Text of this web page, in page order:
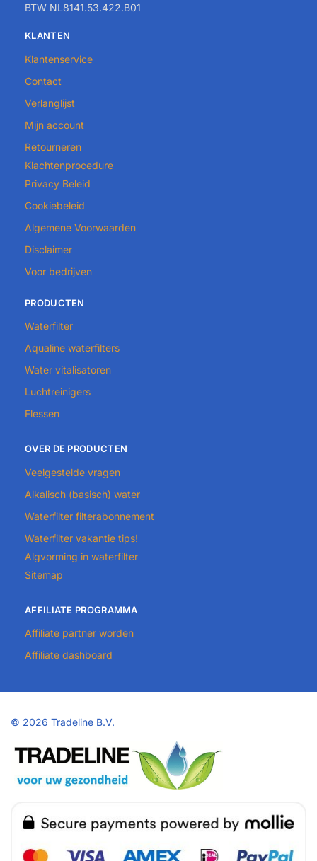
BTW NL8141.53.422.B01
KLANTEN
Klantenservice
Contact
Verlanglijst
Mijn account
Retourneren
Klachtenprocedure
Privacy Beleid
Cookiebeleid
Algemene Voorwaarden
Disclaimer
Voor bedrijven
PRODUCTEN
Waterfilter
Aqualine waterfilters
Water vitalisatoren
Luchtreinigers
Flessen
OVER DE PRODUCTEN
Veelgestelde vragen
Alkalisch (basisch) water
Waterfilter filterabonnement
Waterfilter vakantie tips!
Algvorming in waterfilter
Sitemap
AFFILIATE PROGRAMMA
Affiliate partner worden
Affiliate dashboard
© 2026 Tradeline B.V.